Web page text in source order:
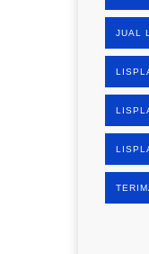
JUAL